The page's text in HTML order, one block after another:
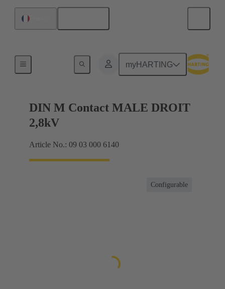
myHARTING
DIN M Contact MALE DROIT
2,8kV
Article No.: 09 03 000 6140
Configurable